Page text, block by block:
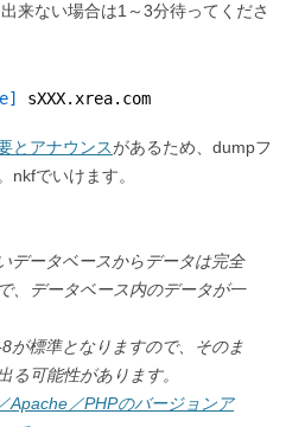
来ない場合は1～3分待ってくださ
sXXX.xrea.com
とアナウンスがあるため、dumpフ
nkfでいけます。
データベースからデータは完全
、データベース内のデータが一
が標準となりますので、そのま
る可能性があります。
Apache／PHPのバージョンア